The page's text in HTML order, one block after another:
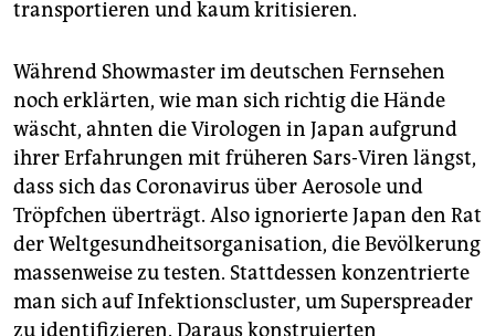
transportieren und kaum kritisieren.
Während Showmaster im deutschen Fernsehen
noch erklärten, wie man sich richtig die Hände
wäscht, ahnten die Virologen in Japan aufgrund
ihrer Erfahrungen mit früheren Sars-Viren längst,
dass sich das Coronavirus über Aerosole und
Tröpfchen überträgt. Also ignorierte Japan den Rat
der Weltgesundheitsorganisation, die Bevölkerung
massenweise zu testen. Stattdessen konzen­trier­te
man sich auf Infektionscluster, um Superspreader
zu identifizieren. Daraus konstruierten